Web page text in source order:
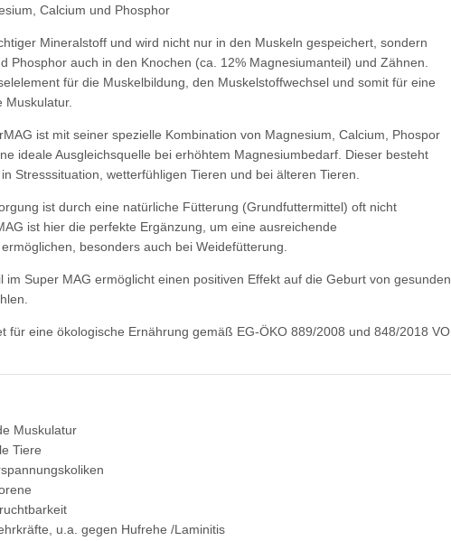
Calcium und Phosphor
Mineralstoff und wird nicht nur in den Muskeln gespeichert, sondern
Phosphor auch in den Knochen (ca. 12% Magnesiumanteil) und Zähnen.
für die Muskelbildung, den Muskelstoffwechsel und somit für eine
Muskulatur.
ist mit seiner spezielle Kombination von Magnesium, Calcium, Phospor
ideale Ausgleichsquelle bei erhöhtem Magnesiumbedarf. Dieser besteht
Stresssituation, wetterfühligen Tieren und bei älteren Tieren.
ist durch eine natürliche Fütterung (Grundfuttermittel) oft nicht
ist hier die perfekte Ergänzung, um eine ausreichende
besonders auch bei Weidefütterung.
im Super MAG ermöglicht einen positiven Effekt auf die Geburt von gesunden
für eine ökologische Ernährung gemäß EG-ÖKO 889/2008 und 848/2018 VO
Muskulatur
Tiere
u.a. gegen Hufrehe /Laminitis